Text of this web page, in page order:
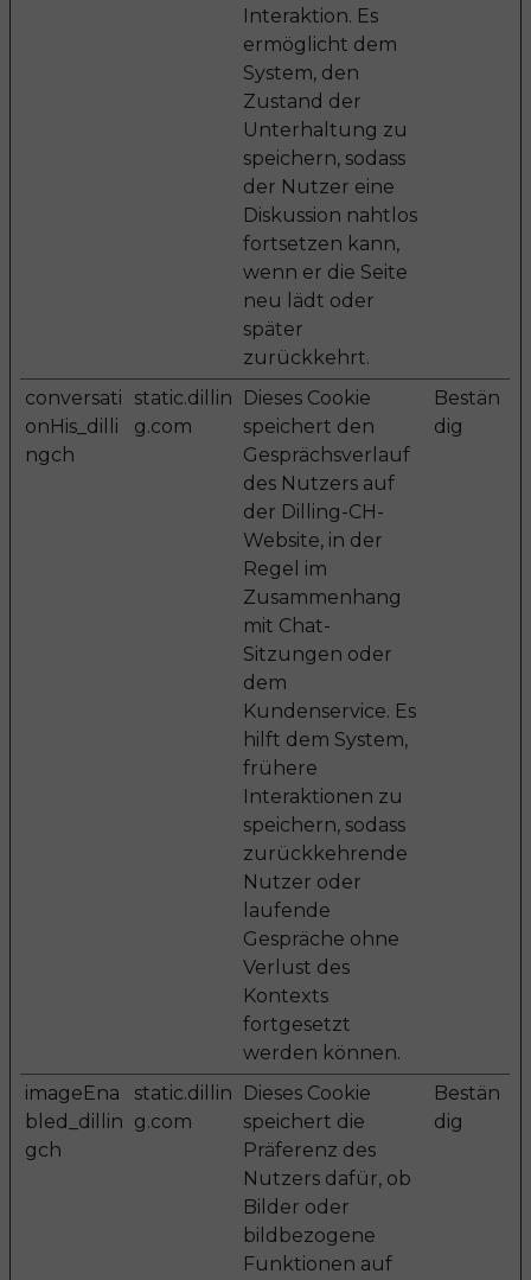
Interaktion. Es
ermöglicht dem
System, den
Zustand der
Unterhaltung zu
speichern, sodass
der Nutzer eine
Diskussion nahtlos
fortsetzen kann,
wenn er die Seite
neu lädt oder
später
zurückkehrt.
conversati
onHis_dilli
ngch
static.dillin
g.com
Dieses Cookie
speichert den
Gesprächsverlauf
des Nutzers auf
der Dilling-CH-
Website, in der
Regel im
Zusammenhang
mit Chat-
Sitzungen oder
dem
Kundenservice. Es
hilft dem System,
frühere
Interaktionen zu
speichern, sodass
zurückkehrende
Nutzer oder
laufende
Gespräche ohne
Verlust des
Kontexts
fortgesetzt
werden können.
Bestän
dig
imageEna
bled_dillin
gch
static.dillin
g.com
Dieses Cookie
speichert die
Präferenz des
Nutzers dafür, ob
Bilder oder
bildbezogene
Funktionen auf
Bestän
dig